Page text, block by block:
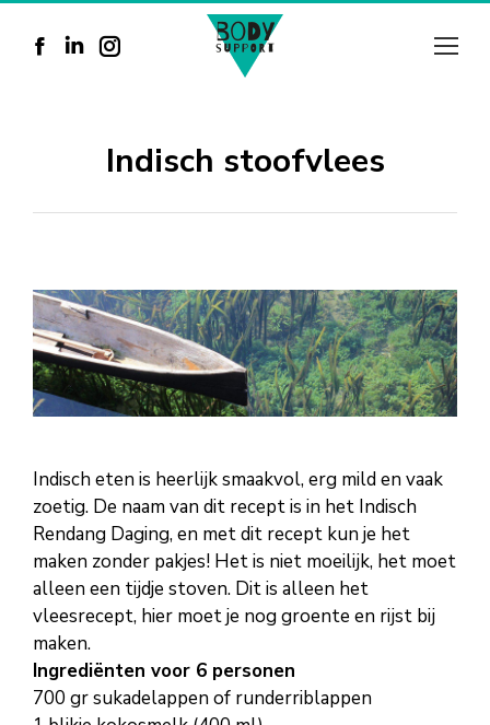
Facebook
LinkedinInstagram
in
Indisch stoofvlees
Indisch eten is heerlijk smaakvol, erg mild en vaak
zoetig. De naam van dit recept is in het Indisch
Rendang Daging, en met dit recept kun je het
maken zonder pakjes! Het is niet moeilijk, het moet
alleen een tijdje stoven. Dit is alleen het
vleesrecept, hier moet je nog groente en rijst bij
maken.
Ingrediënten voor 6 personen
700 gr sukadelappen of runderriblappen